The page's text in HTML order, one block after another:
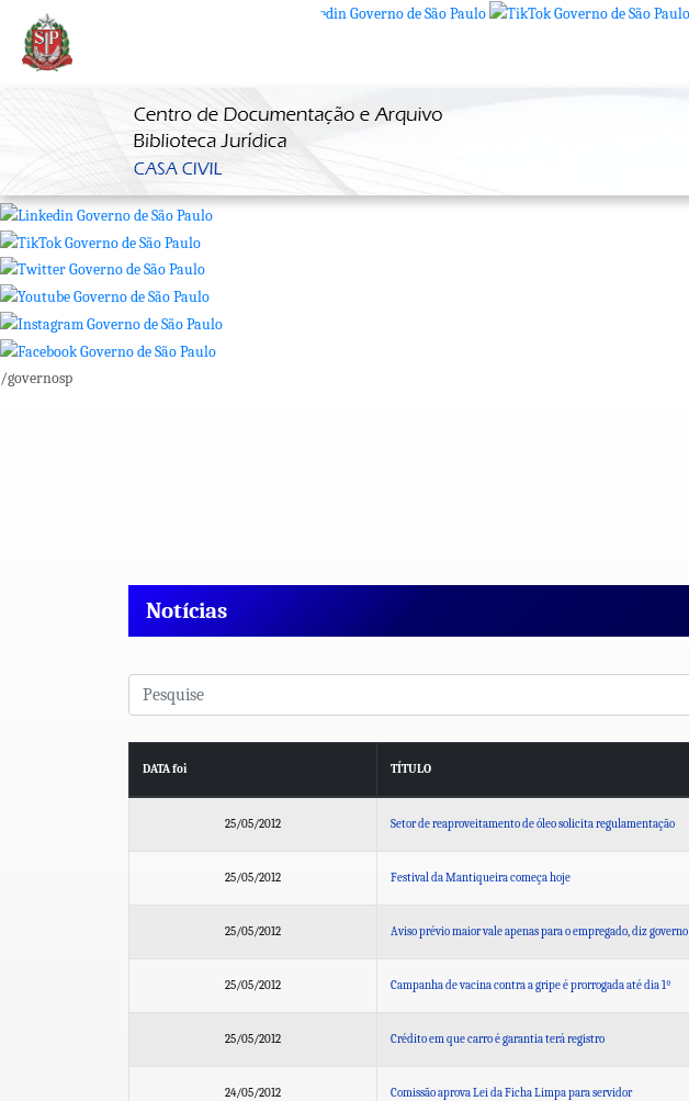
SP + Digital
/governosp
/governosp
Notícias
DATA foi TÍTULO
25/05/2012 Setor de reaproveitamento de óleo solicita regulamentação
25/05/2012 Festival da Mantiqueira começa hoje
25/05/2012 Aviso prévio maior vale apenas para o empregado, diz governo
25/05/2012 Campanha de vacina contra a gripe é prorrogada até dia 1º
25/05/2012 Crédito em que carro é garantia terá registro
24/05/2012 Comissão aprova Lei da Ficha Limpa para servidor